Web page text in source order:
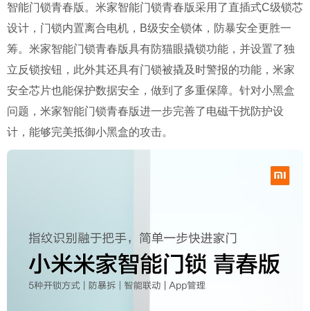
智能门锁青春版。米家智能门锁青春版采用了直插式C级锁芯
设计，门锁内置离合电机，B级安全锁体，防暴安全更胜一
筹。米家智能门锁青春版具有防猫眼撬锁功能，并设置了独
立反锁按钮，此外其还具有门锁被撬及时警报的功能，米家
安全芯片也能保护数据安全，做到了多重保障。针对小黑盒
问题，米家智能门锁青春版进一步完善了电磁干扰防护设
计，能够完美抵御小黑盒的攻击。